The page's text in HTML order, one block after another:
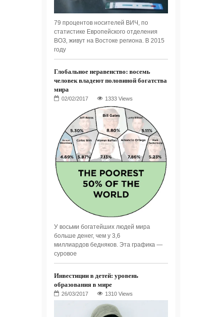
79 процентов носителей ВИЧ, по
статистике Европейского отделения
ВОЗ, живут на Востоке региона. В 2015
году
Глобальное неравенство: восемь
человек владеют половиной богатства
мира
1333 Views
У восьми богатейших людей мира
больше денег, чем у 3,6
миллиардов бедняков. Эта графика —
суровое
Инвестиции в детей: уровень
образования в мире
1310 Views